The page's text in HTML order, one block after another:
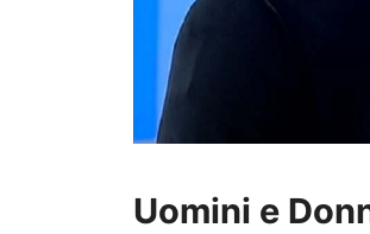
Uomini e